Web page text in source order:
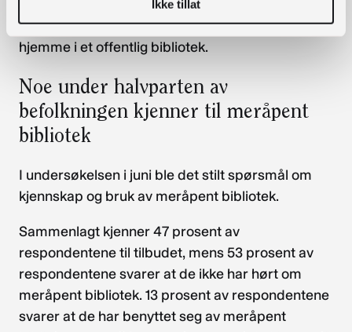
Ikke tillat
regi av innvandringsskeptiske organisasjoner var
noe respondenter stilte seg skeptiske til at hører
hjemme i et offentlig bibliotek.
Noe under halvparten av
befolkningen kjenner til meråpent
bibliotek
I undersøkelsen i juni ble det stilt spørsmål om
kjennskap og bruk av meråpent bibliotek.
Sammenlagt kjenner 47 prosent av
respondentene til tilbudet, mens 53 prosent av
respondentene svarer at de ikke har hørt om
meråpent bibliotek. 13 prosent av respondentene
svarer at de har benyttet seg av meråpent